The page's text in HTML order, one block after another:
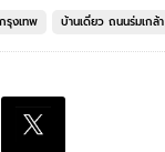
รุงเทพ บ้านเดี่ยว ถนนร่มเกล้า